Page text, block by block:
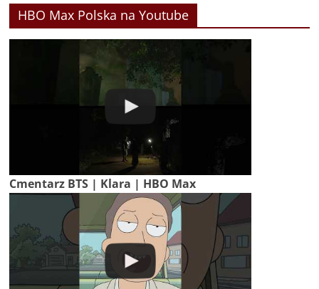
HBO Max Polska na Youtube
Cmentarz BTS | Klara | HBO Max